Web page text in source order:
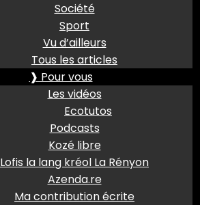
Société
Sport
Vu d’ailleurs
Tous les articles
❱ Pour vous
Les vidéos
Ecotutos
Podcasts
Kozé libre
Lofis la lang kréol La Rényon
Azenda.re
Ma contribution écrite